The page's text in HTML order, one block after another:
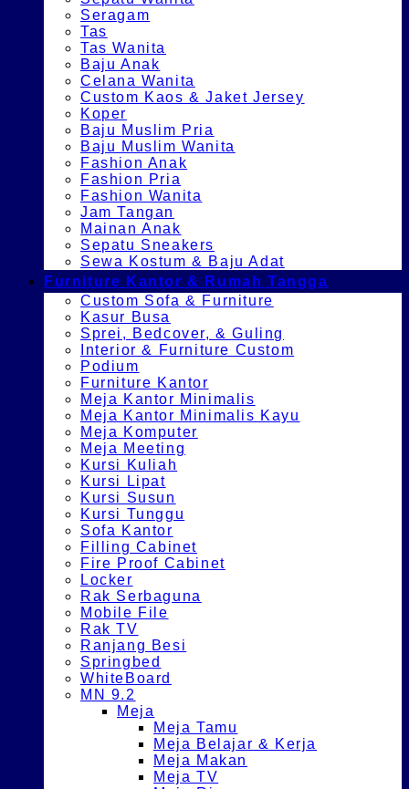
Seragam
Tas
Tas Wanita
Baju Anak
Celana Wanita
Custom Kaos & Jaket Jersey
Koper
Baju Muslim Pria
Baju Muslim Wanita
Fashion Anak
Fashion Pria
Fashion Wanita
Jam Tangan
Mainan Anak
Sepatu Sneakers
Sewa Kostum & Baju Adat
Furniture Kantor & Rumah Tangga
Custom Sofa & Furniture
Kasur Busa
Sprei, Bedcover, & Guling
Interior & Furniture Custom
Podium
Furniture Kantor
Meja Kantor Minimalis
Meja Kantor Minimalis Kayu
Meja Komputer
Meja Meeting
Kursi Kuliah
Kursi Lipat
Kursi Susun
Kursi Tunggu
Sofa Kantor
Filling Cabinet
Fire Proof Cabinet
Locker
Rak Serbaguna
Mobile File
Rak TV
Ranjang Besi
Springbed
WhiteBoard
MN 9.2
Meja
Meja Tamu
Meja Belajar & Kerja
Meja Makan
Meja TV